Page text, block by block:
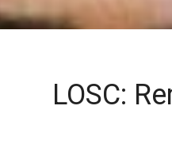
LOSC: